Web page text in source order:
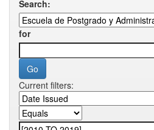
Search:
for
Current filters: